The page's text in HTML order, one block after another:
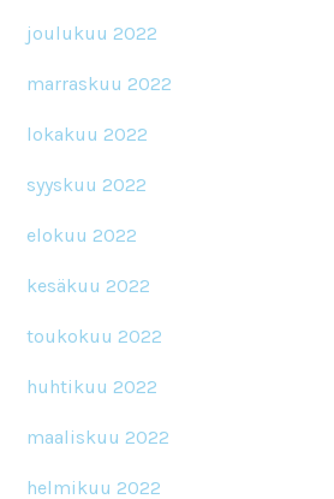
joulukuu 2022
marraskuu 2022
lokakuu 2022
syyskuu 2022
elokuu 2022
kesäkuu 2022
toukokuu 2022
huhtikuu 2022
maaliskuu 2022
helmikuu 2022